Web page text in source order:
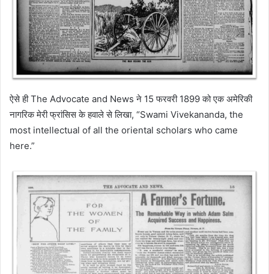
ऐसे ही The Advocate and News ने 15 फरवरी 1899 को एक अमेरिकी
नागरिक मेरी फ्रांसिस के हवाले से लिखा, “Swami Vivekananda, the
most intellectual of all the oriental scholars who came
here.”